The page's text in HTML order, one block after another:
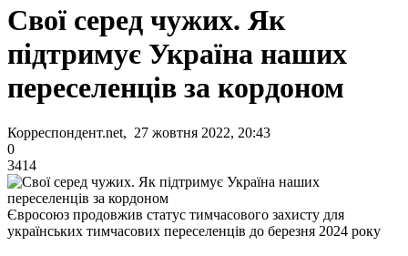
Свої серед чужих. Як
підтримує Україна наших
переселенців за кордоном
Корреспондент.net, 27 жовтня 2022, 20:43
0
3414
Євросоюз продовжив статус тимчасового захисту для
українських тимчасових переселенців до березня 2024 року